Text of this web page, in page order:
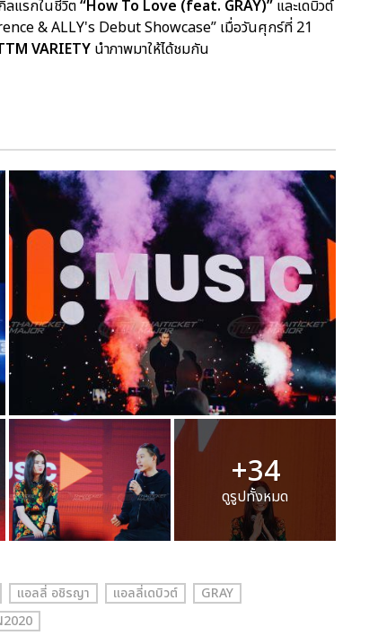
ลแรกในชีวิต“How To Love (feat. GRAY)” และเดบิวต์
& ALLY's Debut Showcase” เมื่อวันศุกร์ที่ 21
VARIETY นำภาพมาให้ได้ชมกัน
+34
ดูรูปทั้งหมด
แอลลี่ อชิรญา แอลลี่เดบิวต์
GRAY